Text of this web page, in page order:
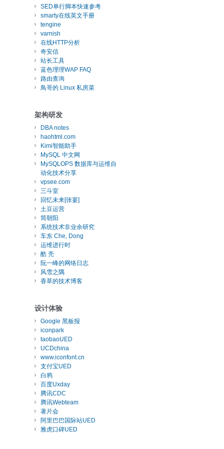
SED单行脚本快速参考
smarty在线英文手册
tengine
varnish
在线HTTP分析
奇安信
站长工具
蓝色理理WAP FAQ
路由查询
鳥哥的 Linux 私房菜
架构研发
DBA notes
haohtml.com
Kimi智能助手
MySQL 中文网
MySQLOPS 数据库与运维自
动化技术分享
vpsee.com
三斗室
回忆未来[张宴]
土豆运营
简朝阳
系统技术非业余研究
车东 Che, Dong
运维进行时
酷 壳
阮一峰的网络日志
风雪之隅
香草的技术博客
设计体验
Google 黑板报
iconpark
taobaoUED
UCDchina
www.iconfont.cn
支付宝UED
白鸦
百度Uxday
腾讯CDC
腾讯Webteam
著片会
阿里巴巴国际站UED
雅虎口碑UED